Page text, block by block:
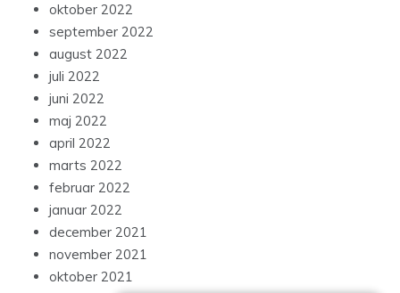
oktober 2022
september 2022
august 2022
juli 2022
juni 2022
maj 2022
april 2022
marts 2022
februar 2022
januar 2022
december 2021
november 2021
oktober 2021